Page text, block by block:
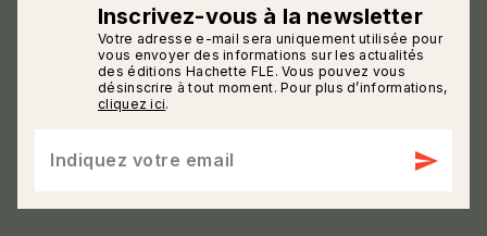
Inscrivez-vous à la newsletter
Votre adresse e-mail sera uniquement utilisée pour
vous envoyer des informations sur les actualités
des éditions Hachette FLE. Vous pouvez vous
désinscrire à tout moment. Pour plus d’informations,
cliquez ici.
Indiquez votre email send